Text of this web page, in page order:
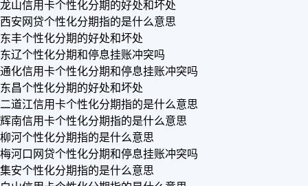
龙山信用卡个性化分期的好处和坏处
西安网贷个性化分期指的是什么意思
东丰个性化分期的好处和坏处
东辽个性化分期和停息挂账冲突吗
通化信用卡个性化分期和停息挂账冲突吗
东昌个性化分期的好处和坏处
二道江信用卡个性化分期指的是什么意思
辉南信用卡个性化分期指的是什么意思
柳河个性化分期指的是什么意思
梅河口网贷个性化分期和停息挂账冲突吗
集安个性化分期指的是什么意思